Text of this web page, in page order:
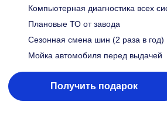
Компьютерная диагностика всех
Плановые ТО от завода
Сезонная смена шин (2 раза в год)
Мойка автомобиля перед выдачей
Получить подарок